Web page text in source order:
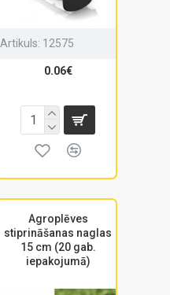
Artikuls: 12575
0.06€
Agroplēves
stiprināšanas naglas
15 cm (20 gab.
iepakojumā)